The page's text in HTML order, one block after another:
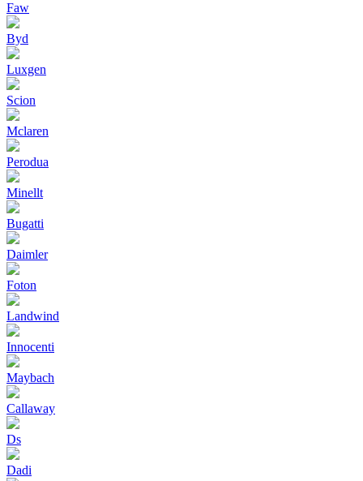
Faw
Byd
Luxgen
Scion
Mclaren
Perodua
Minellt
Bugatti
Daimler
Foton
Landwind
Innocenti
Maybach
Callaway
Ds
Dadi